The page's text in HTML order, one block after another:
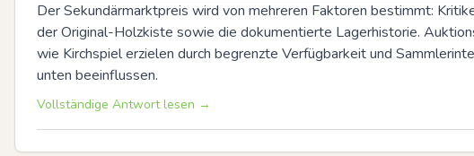
Der Sekundärmarktpreis wird von mehreren Faktoren bestimmt:
der Original-Holzkiste sowie die dokumentierte Lagerhistorie.
wie Kirchspiel erzielen durch begrenzte Verfügbarkeit und
unten beeinflussen.
Vollständige Antwort lesen →